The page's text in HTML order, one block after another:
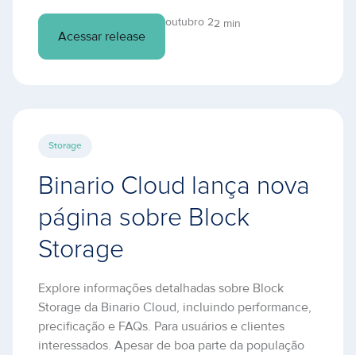
Acessar release
outubro 22 min
Storage
Binario Cloud lança nova
página sobre Block
Storage
Explore informações detalhadas sobre Block
Storage da Binario Cloud, incluindo performance,
precificação e FAQs. Para usuários e clientes
interessados. Apesar de boa parte da população